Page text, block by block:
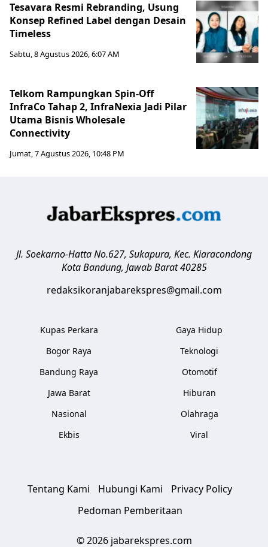
Tesavara Resmi Rebranding, Usung
Konsep Refined Label dengan Desain
Timeless
Sabtu, 8 Agustus 2026, 6:07 AM
Telkom Rampungkan Spin-Off
InfraCo Tahap 2, InfraNexia Jadi Pilar
Utama Bisnis Wholesale
Connectivity
Jumat, 7 Agustus 2026, 10:48 PM
Jl. Soekarno-Hatta No.627, Sukapura, Kec. Kiaracondong
Kota Bandung, Jawab Barat 40285
redaksikoranjabarekspres@gmail.com
Kupas Perkara
Bogor Raya
Bandung Raya
Jawa Barat
Nasional
Ekbis
Gaya Hidup
Teknologi
Otomotif
Hiburan
Olahraga
Viral
Tentang Kami Hubungi Kami
Privacy Policy
Pedoman Pemberitaan
© 2026 jabarekspres.com